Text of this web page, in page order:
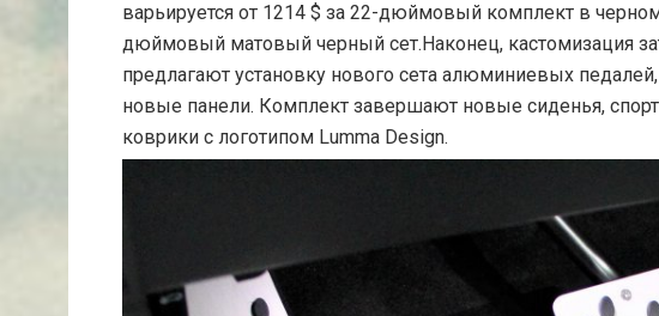
варьируется от 1214 $ за 22-дюймовый комплект в
дюймовый матовый черный сет.Наконец, кастомизация
предлагают установку нового сета алюминиевых
новые панели. Комплект завершают новые сиденья,
коврики с логотипом Lumma Design.